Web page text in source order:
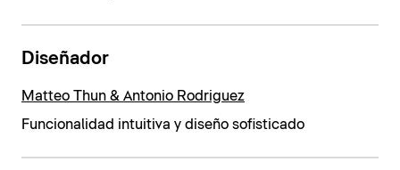
Diseñador
Matteo Thun & Antonio Rodriguez
Funcionalidad intuitiva y diseño sofisticado